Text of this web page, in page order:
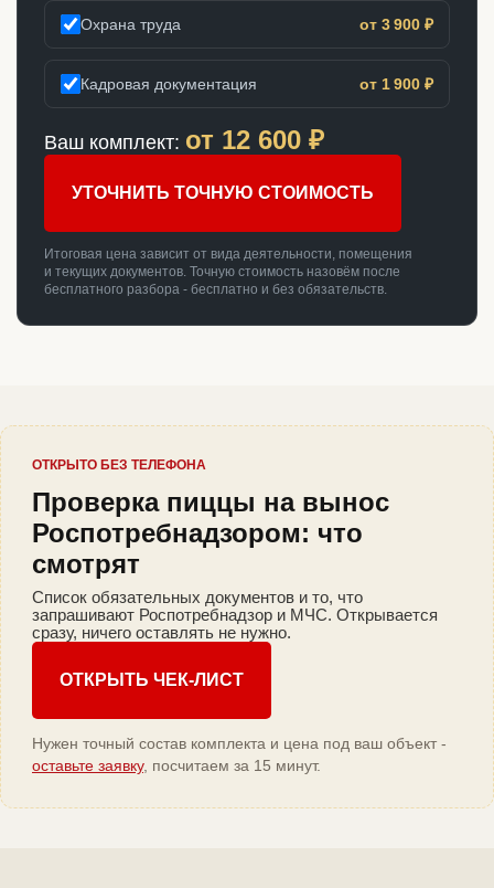
Охрана труда от 3 900 ₽
Кадровая документация от 1 900 ₽
Ваш комплект: от 12 600 ₽
УТОЧНИТЬ ТОЧНУЮ СТОИМОСТЬ
Итоговая цена зависит от вида деятельности, помещения
и текущих документов. Точную стоимость назовём после
бесплатного разбора - бесплатно и без обязательств.
ОТКРЫТО БЕЗ ТЕЛЕФОНА
Проверка пиццы на вынос
Роспотребнадзором: что
смотрят
Список обязательных документов и то, что
запрашивают Роспотребнадзор и МЧС. Открывается
сразу, ничего оставлять не нужно.
ОТКРЫТЬ ЧЕК-ЛИСТ
Нужен точный состав комплекта и цена под ваш объект -
оставьте заявку, посчитаем за 15 минут.